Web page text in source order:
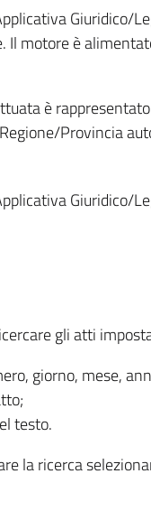
Il motore è
è
Provincia
Giuridico/
gli atti
giorno, mese,
testo.
la ricerca